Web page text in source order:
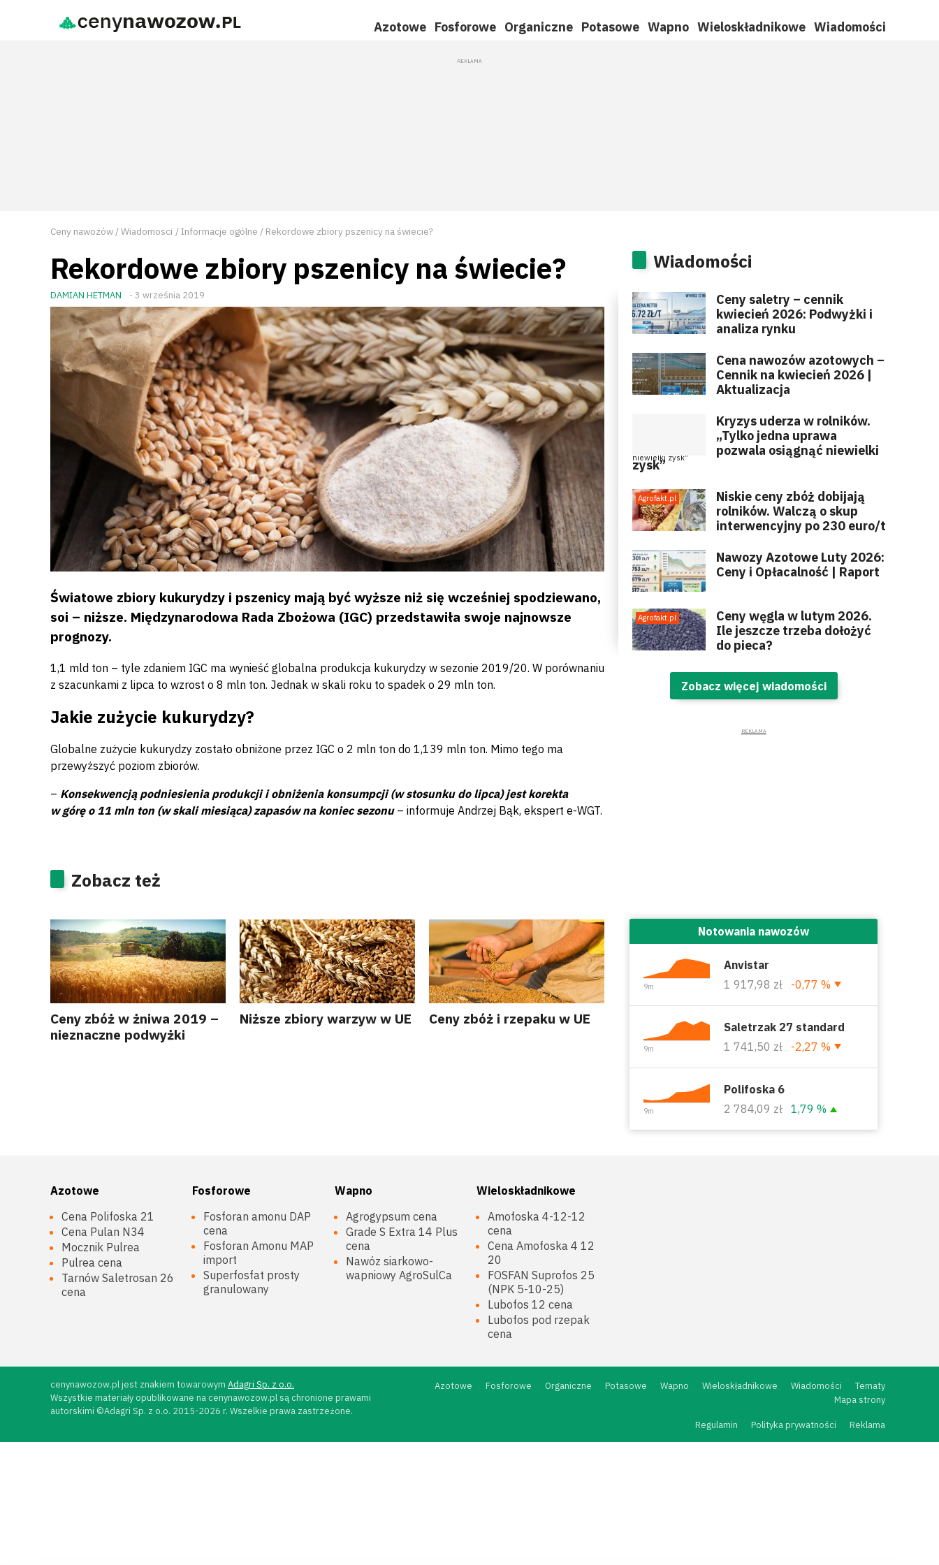
Azotowe Fosforowe Organiczne Potasowe Wapno Wieloskładnikowe Wiadomości
Ceny nawozów Wiadomosci Informacje ogólne Rekordowe zbiory pszenicy na świecie?
Rekordowe zbiory pszenicy na świecie?
DAMIAN HETMAN - 3 września 2019
Światowe zbiory kukurydzy i pszenicy mają być wyższe niż się wcześniej spodziewano,
soi – niższe. Międzynarodowa Rada Zbożowa (IGC) przedstawiła swoje najnowsze
prognozy.
1,1 mld ton – tyle zdaniem IGC ma wynieść globalna produkcja kukurydzy w sezonie 2019/20. W porównaniu
z szacunkami z lipca to wzrost o 8 mln ton. Jednak w skali roku to spadek o 29 mln ton.
Jakie zużycie kukurydzy?
Globalne zużycie kukurydzy zostało obniżone przez IGC o 2 mln ton do 1,139 mln ton. Mimo tego ma
przewyższyć poziom zbiorów.
– Konsekwencją podniesienia produkcji i obniżenia konsumpcji (w stosunku do lipca) jest korekta
w górę o 11 mln ton (w skali miesiąca) zapasów na koniec sezonu – informuje Andrzej Bąk, ekspert e-WGT.
Zobacz też
Ceny zbóż w żniwa 2019 –
nieznaczne podwyżki
Niższe zbiory warzyw w UE Ceny zbóż i rzepaku w UE
Wiadomości
Ceny saletry – cennik
kwiecień 2026: Podwyżki i
analiza rynku
Cena nawozów azotowych –
Cennik na kwiecień 2026 |
Aktualizacja
Kryzys uderza w rolników.
„Tylko jedna uprawa
pozwala osiągnąć niewielki
zysk”
Niskie ceny zbóż dobijają
rolników. Walczą o skup
interwencyjny po 230 euro/t
Nawozy Azotowe Luty 2026:
Ceny i Opłacalność | Raport
Ceny węgla w lutym 2026.
Ile jeszcze trzeba dołożyć
do pieca?
Zobacz więcej wiadomości
Notowania nawozów
9m
Anvistar
1 917,98 zł
-0,77 %
9m
Saletrzak 27 standard
1 741,50 zł
-2,27 %
9m
Polifoska 6
2 784,09 zł
1,79 %
Azotowe
Cena Polifoska 21
Cena Pulan N34
Mocznik Pulrea
Pulrea cena
Tarnów Saletrosan 26
cena
Fosforowe
Fosforan amonu DAP
cena
Fosforan Amonu MAP
import
Superfosfat prosty
granulowany
Wapno
Agrogypsum cena
Grade S Extra 14 Plus
cena
Nawóz siarkowo-
wapniowy AgroSulCa
Wieloskładnikowe
Amofoska 4-12-12
cena
Cena Amofoska 4 12
20
FOSFAN Suprofos 25
(NPK 5-10-25)
Lubofos 12 cena
Lubofos pod rzepak
cena
cenynawozow.pl jest znakiem towarowym Adagri Sp. z o.o.
Wszystkie materiały opublikowane na cenynawozow.pl są chronione prawami
autorskimi ©Adagri Sp. z o.o. 2015-2026 r. Wszelkie prawa zastrzeżone.
Azotowe Fosforowe Organiczne Potasowe Wapno Wieloskładnikowe Wiadomości
Tematy
Mapa strony
Regulamin Polityka prywatności Reklama